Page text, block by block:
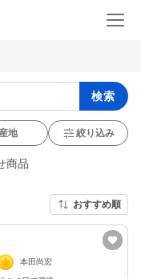
検索
地 絞り込み
商品
おすすめ順
本田尚宏